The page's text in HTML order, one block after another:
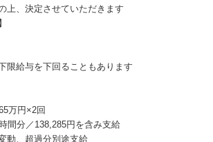
上、決定させていただきます
限給与を下回ることもあります
万円×2回
間分／138,285円を含み支給
動、超過分別途支給